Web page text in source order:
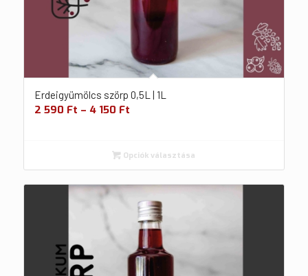
Erdeigyümölcs szörp 0,5L | 1L
2 590 Ft – 4 150 Ft
Opciók választása